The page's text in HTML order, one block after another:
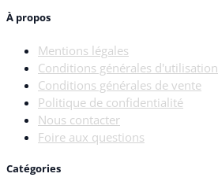
À propos
Mentions légales
Conditions générales d'utilisation
Conditions générales de vente
Politique de confidentialité
Nous contacter
Foire aux questions
Catégories